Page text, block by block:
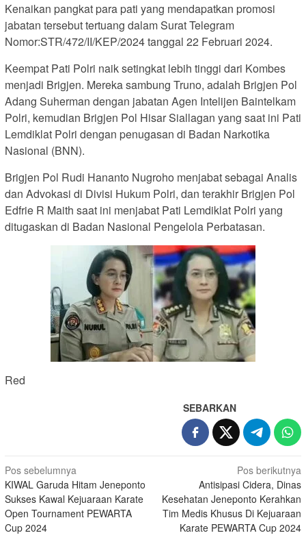
Kenaikan pangkat para pati yang mendapatkan promosi
jabatan tersebut tertuang dalam Surat Telegram
Nomor:STR/472/II/KEP/2024 tanggal 22 Februari 2024.
Keempat Pati Polri naik setingkat lebih tinggi dari Kombes
menjadi Brigjen. Mereka sambung Truno, adalah Brigjen Pol
Adang Suherman dengan jabatan Agen Intelijen Baintelkam
Polri, kemudian Brigjen Pol Hisar Siallagan yang saat ini Pati
Lemdiklat Polri dengan penugasan di Badan Narkotika
Nasional (BNN).
Brigjen Pol Rudi Hananto Nugroho menjabat sebagai Analis
dan Advokasi di Divisi Hukum Polri, dan terakhir Brigjen Pol
Edfrie R Maith saat ini menjabat Pati Lemdiklat Polri yang
ditugaskan di Badan Nasional Pengelola Perbatasan.
Red
SEBARKAN
Navigasi
pos
Pos sebelumnya
KIWAL Garuda Hitam Jeneponto
Sukses Kawal Kejuaraan Karate
Open Tournament PEWARTA
Cup 2024
Pos berikutnya
Antisipasi Cidera, Dinas
Kesehatan Jeneponto Kerahkan
Tim Medis Khusus Di Kejuaraan
Karate PEWARTA Cup 2024